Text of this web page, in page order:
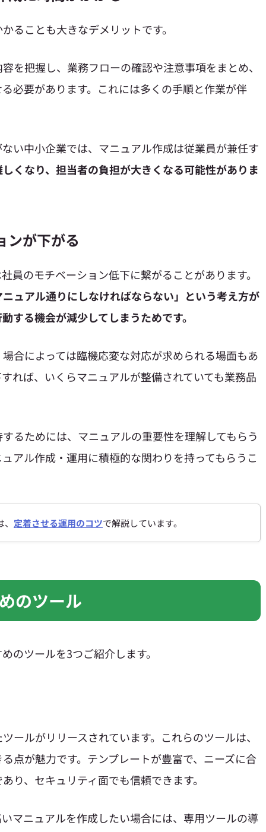
ることも大きなデメリットです。
を把握し、業務フローの確認や注意事項をまとめ、
必要があります。これには多くの手順と作業が伴
い中小企業では、マニュアル作成は従業員が兼任す
くなり、担当者の負担が大きくなる可能性がありま
ンが下がる
員のモチベーション低下に繋がることがあります。
ュアル通りにしなければならない」という考え方が
する機会が減少してしまうためです。
合によっては臨機応変な対応が求められる場面もあ
れば、いくらマニュアルが整備されていても業務品
るためには、マニュアルの重要性を理解してもらう
アル作成・運用に積極的な関わりを持ってもらうこ
定着させる運用のコツで解説しています。
のツール
のツールを3つご紹介します。
ールがリリースされています。これらのツールは、
点が魅力です。テンプレートが豊富で、ニーズに合
り、セキュリティ面でも信頼できます。
マニュアルを作成したい場合には、専用ツールの導